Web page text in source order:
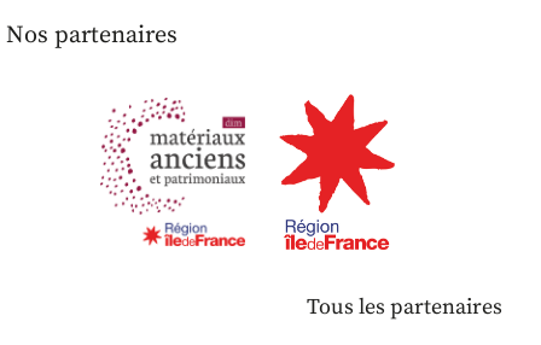
Nos partenaires
Tous les partenaires